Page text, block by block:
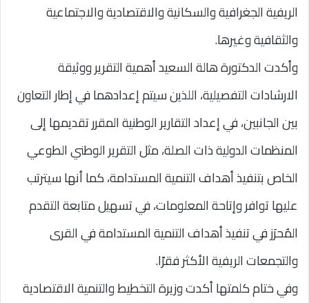
الريفية الجغرافية والسكانية والاقتصادية والاجتماعية
والثقافية وغيرها.
وأكدت الدكتورة هالة السعيد أهمية التقرير ووثيقة
الارشادات التفصيلية، اللذين سيتم إعدادهما في إطار التعاون
بين الجانبين، في إعداد التقارير الوطنية المقرر تقديمها إلى
المنظمات الدولية ذات الصلة، مثل التقرير الوطني الطوعي
الخاص بتنفيذ أهداف التنمية المستدامة، كما أنها سيترتب
عليها توافر وإتاحة المعلومات، في تسهيل متابعة التقدم
المُحرَز في تنفيذ أهداف التنمية المستدامة في القرى
والتجمعات الريفية الأكثر فقرًا.
وفي ختام كلمتها أكدت وزيرة التخطيط والتنمية الاقتصادية